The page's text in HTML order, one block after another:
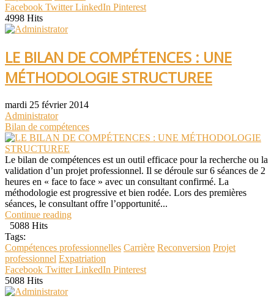
Facebook Twitter LinkedIn Pinterest
4998 Hits
LE BILAN DE COMPÉTENCES : UNE
MÉTHODOLOGIE STRUCTUREE
mardi 25 février 2014
Administrator
Bilan de compétences
Le bilan de compétences est un outil efficace pour la recherche ou la
validation d’un projet professionnel. Il se déroule sur 6 séances de 2
heures en « face to face » avec un consultant confirmé. La
méthodologie est progressive et bien rodée. Lors des premières
séances, le consultant offre l’opportunité...
Continue reading
5088 Hits
Tags:
Compétences professionnelles Carrière Reconversion Projet
professionnel Expatriation
Facebook Twitter LinkedIn Pinterest
5088 Hits